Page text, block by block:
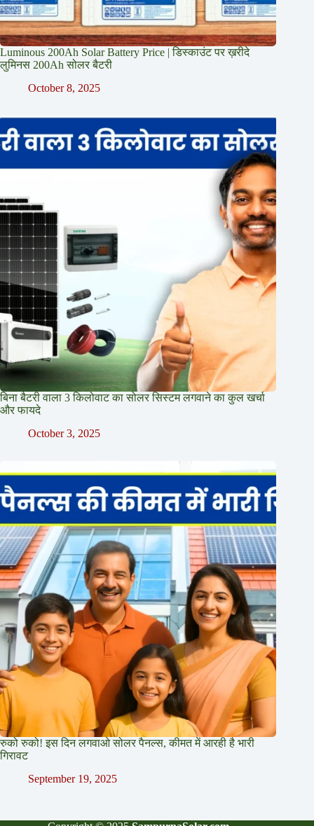
Luminous 200Ah Solar Battery Price​ | डिस्काउंट पर ख़रीदे
लुमिनस 200Ah सोलर बैटरी
October 8, 2025
बिना बैटरी वाला 3 किलोवाट का सोलर सिस्टम लगवाने का कुल खर्चा
और फायदे
October 3, 2025
रुको रुको! इस दिन लगवाओ सोलर पैनल्स, कीमत में आरही है भारी
गिरावट
September 19, 2025